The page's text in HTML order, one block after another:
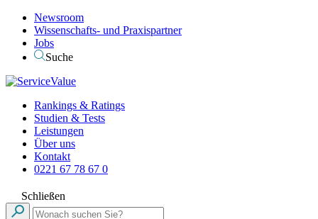
Newsroom
Wissenschafts- und Praxispartner
Jobs
Suche
Rankings & Ratings
Studien & Tests
Leistungen
Über uns
Kontakt
0221 67 78 67 0
Schließen